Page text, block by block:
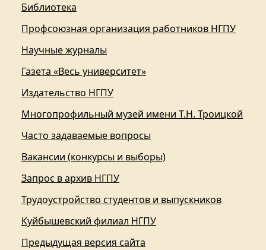
Библиотека
Профсоюзная организация работников НГПУ
Научные журналы
Газета «Весь университет»
Издательство НГПУ
Многопрофильный музей имени Т.Н. Троицкой
Часто задаваемые вопросы
Вакансии (конкурсы и выборы)
Запрос в архив НГПУ
Трудоустройство студентов и выпускников
Куйбышевский филиал НГПУ
Предыдущая версия сайта